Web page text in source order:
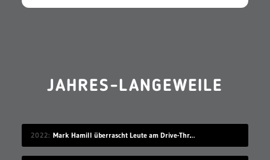
JAHRES-LANGEWEILE
2022 Mark Hamill überrascht Leute am Drive-Thru-Schalter